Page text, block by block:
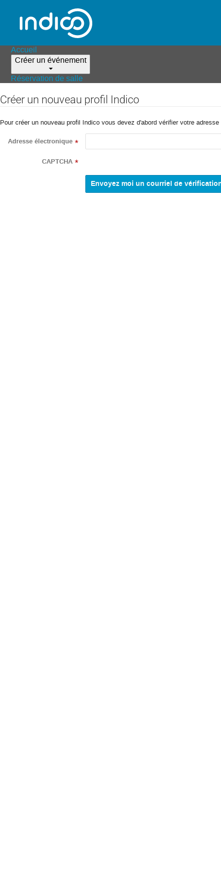
Accueil
Créer un événement
Réservation de salle
Créer un nouveau profil Indico
Pour créer un nouveau profil Indico vous devez d'abord vérifier votre
Adresse électronique *
CAPTCHA *